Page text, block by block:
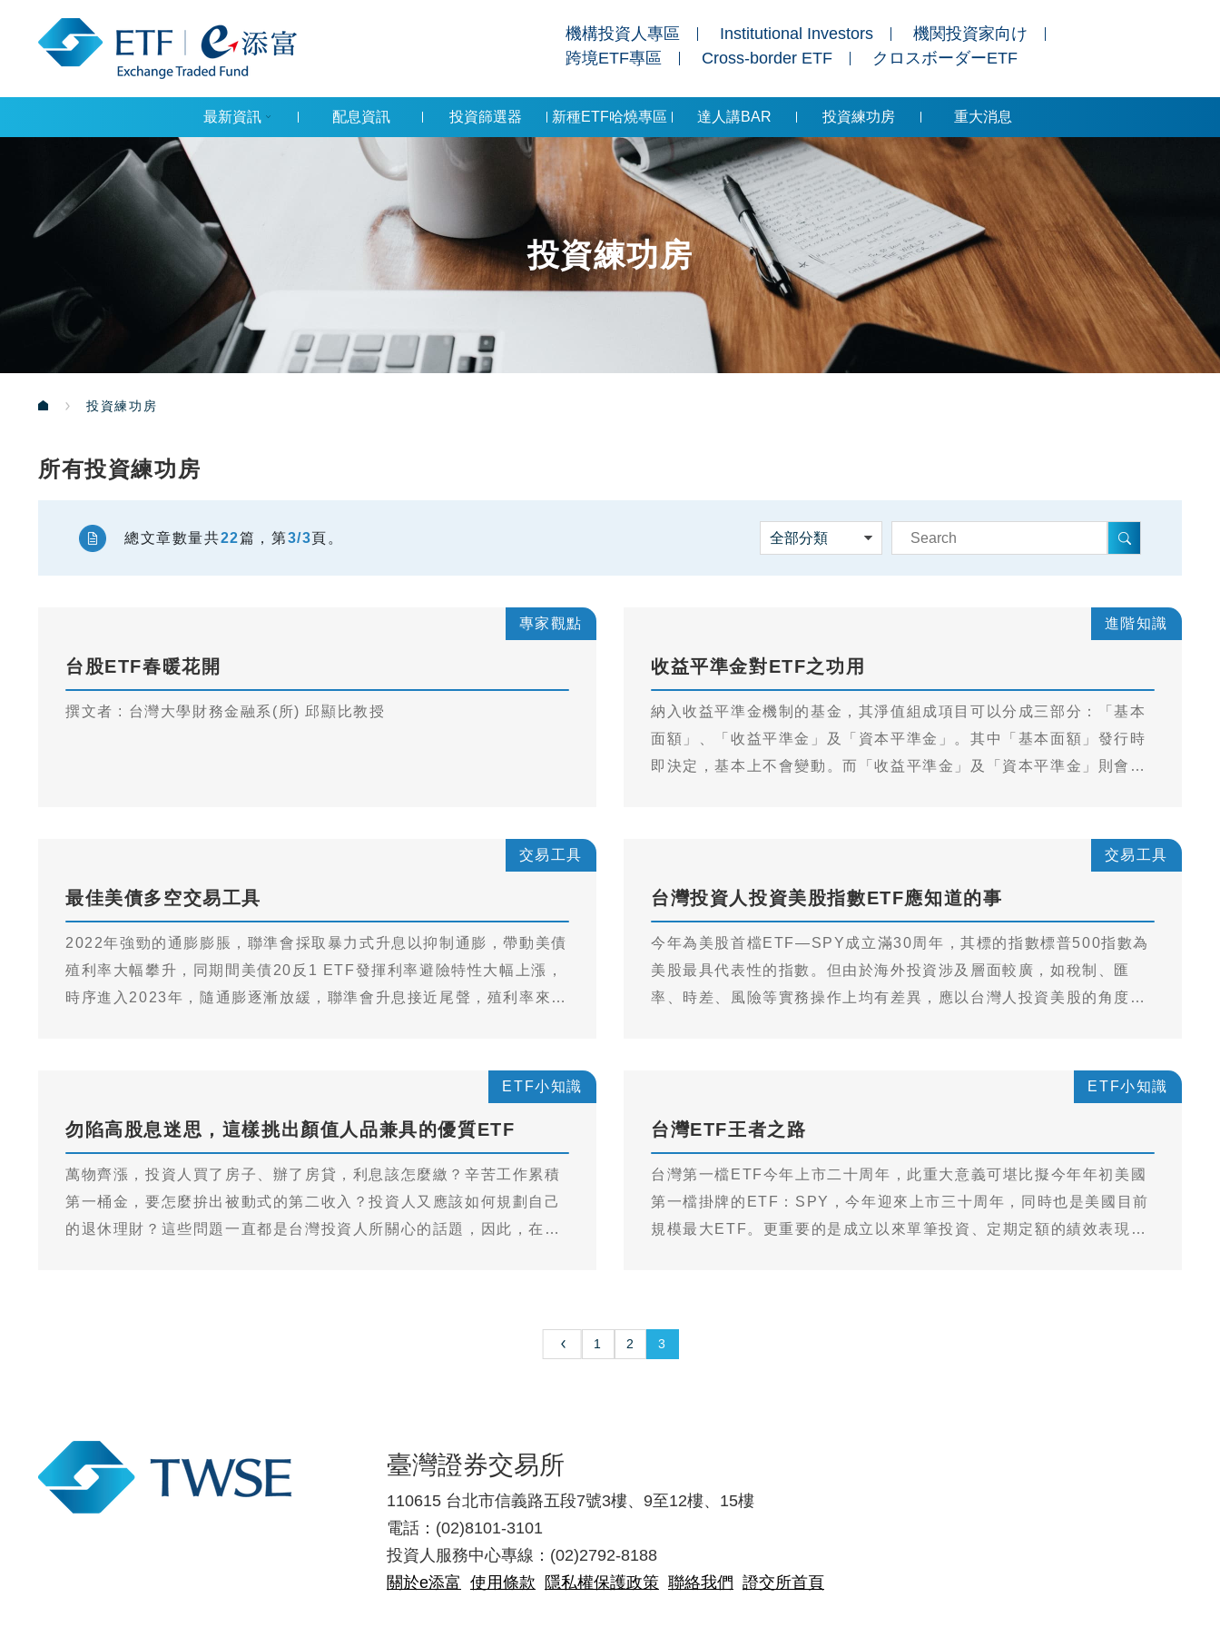
機構投資人專區 Institutional Investors
機関投資家向け
跨境ETF專區
Cross-border ETF クロスボーダーETF
最新資訊 配息資訊 投資篩選器 新種ETF哈燒專區 達人講BAR 投資練功房 重大消息
投資練功房
投資練功房
所有投資練功房
總文章數量共22篇，第3/3頁。
專家觀點
台股ETF春暖花開
撰文者 : 台灣大學財務金融系(所) 邱顯比教授
進階知識
收益平準金對ETF之功用
納入收益平準金機制的基金，其淨值組成項目可以分成三部分：「基本
面額」、「收益平準金」及「資本平準金」。其中「基本面額」發行時
即決定，基本上不會變動。而「收益平準金」及「資本平準金」則會隨
交易工具
最佳美債多空交易工具
2022年強勁的通膨膨脹，聯準會採取暴力式升息以抑制通膨，帶動美債
殖利率大幅攀升，同期間美債20反1 ETF發揮利率避險特性大幅上漲，
時序進入2023年，隨通膨逐漸放緩，聯準會升息接近尾聲，殖利率來到
交易工具
台灣投資人投資美股指數ETF應知道的事
今年為美股首檔ETF—SPY成立滿30周年，其標的指數標普500指數為
美股最具代表性的指數。但由於海外投資涉及層面較廣，如稅制、匯
率、時差、風險等實務操作上均有差異，應以台灣人投資美股的角度分
ETF小知識
勿陷高股息迷思，這樣挑出顏值人品兼具的優質ETF
萬物齊漲，投資人買了房子、辦了房貸，利息該怎麼繳？辛苦工作累積
第一桶金，要怎麼拚出被動式的第二收入？投資人又應該如何規劃自己
的退休理財？這些問題一直都是台灣投資人所關心的話題，因此，在未
ETF小知識
台灣ETF王者之路
台灣第一檔ETF今年上市二十周年，此重大意義可堪比擬今年年初美國
第一檔掛牌的ETF：SPY，今年迎來上市三十周年，同時也是美國目前
規模最大ETF。更重要的是成立以來單筆投資、定期定額的績效表現有
1 2 3
臺灣證券交易所
110615 台北市信義路五段7號3樓、9至12樓、15樓
電話：(02)8101-3101
投資人服務中心專線：(02)2792-8188
關於e添富 使用條款 隱私權保護政策 聯絡我們 證交所首頁